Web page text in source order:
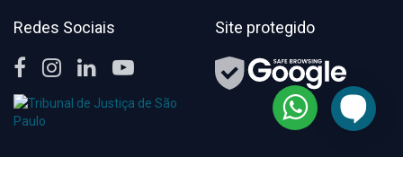
Redes Sociais Site protegido